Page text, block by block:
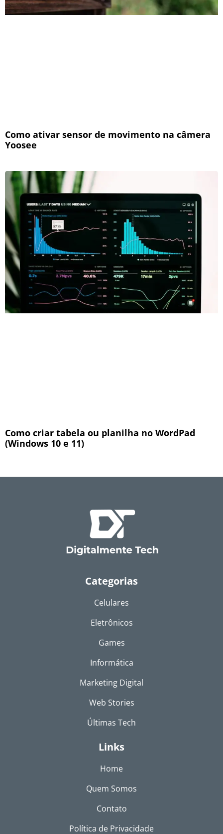
Como ativar sensor de movimento na câmera
Yoosee
Como criar tabela ou planilha no WordPad
(Windows 10 e 11)
Categorias
Celulares
Eletrônicos
Games
Informática
Marketing Digital
Web Stories
Últimas Tech
Links
Home
Quem Somos
Contato
Política de Privacidade